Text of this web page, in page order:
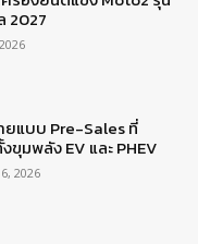
2027
ยแบบ Pre-Sales ที่
ขุมพลัง EV และ PHEV
2026